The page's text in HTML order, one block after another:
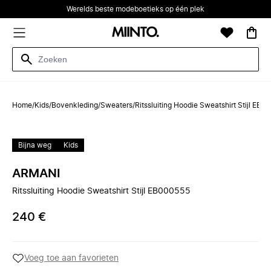
Werelds beste modeboetieks op één plek
Home/Kids/Bovenkleding/Sweaters/Ritssluiting Hoodie Sweatshirt Stijl
Bijna weg Kids
ARMANI
Ritssluiting Hoodie Sweatshirt Stijl EB000555
240 €
Voeg toe aan favorieten